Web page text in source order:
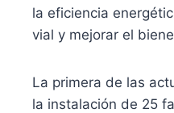
la eficiencia
vial y mejorar el
La primera de las
la instalación de 25